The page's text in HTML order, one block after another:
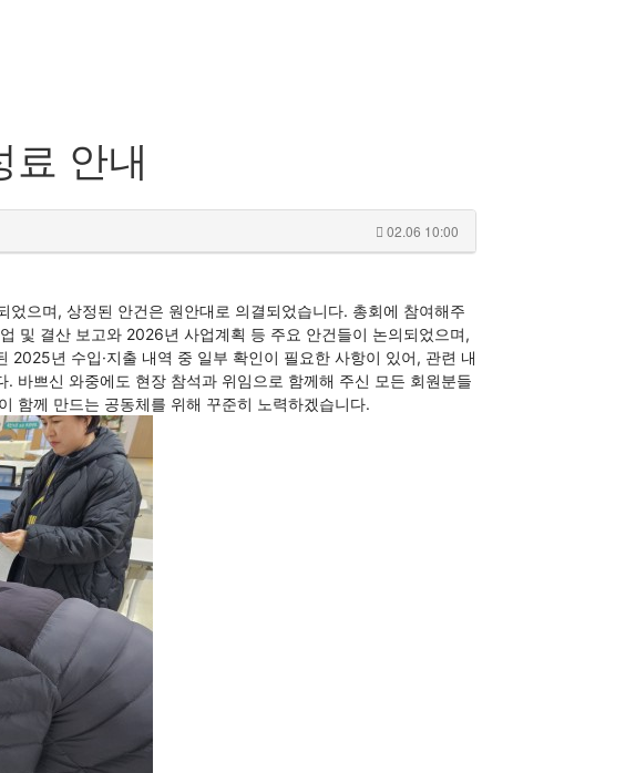
료 안내
02.06 10:00
으며, 상정된 안건은 원안대로 의결되었습니다. 총회에 참여해주
및 결산 보고와 2026년 사업계획 등 주요 안건들이 논의되었으며,
년 수입·지출 내역 중 일부 확인이 필요한 사항이 있어, 관련 내
바쁘신 와중에도 현장 참석과 위임으로 함께해 주신 모든 회원분들
함께 만드는 공동체를 위해 꾸준히 노력하겠습니다.